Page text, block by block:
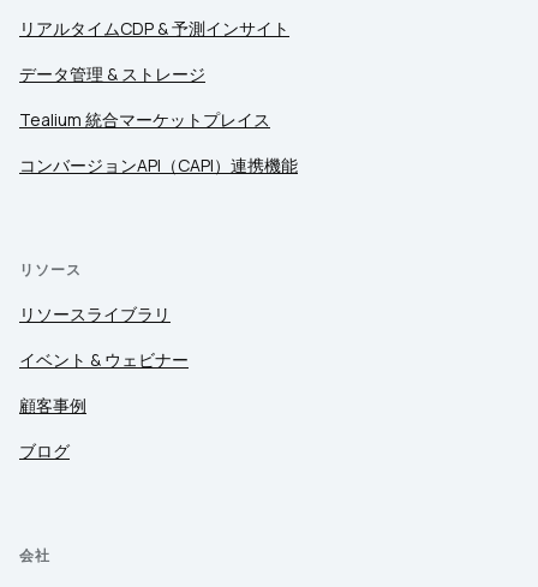
リアルタイムCDP & 予測インサイト
データ管理 & ストレージ
Tealium 統合マーケットプレイス
コンバージョンAPI（CAPI）連携機能
リソース
リソースライブラリ
イベント & ウェビナー
顧客事例
ブログ
会社